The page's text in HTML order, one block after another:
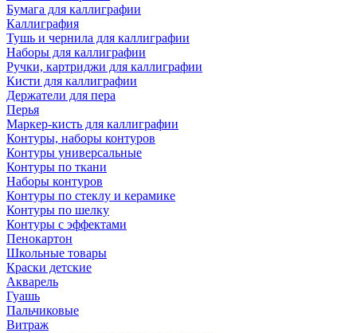
Бумага для каллиграфии
Каллиграфия
Тушь и чернила для каллиграфии
Наборы для каллиграфии
Ручки, картриджи для каллиграфии
Кисти для каллиграфии
Держатели для пера
Перья
Маркер-кисть для каллиграфии
Контуры, наборы контуров
Контуры универсальные
Контуры по ткани
Наборы контуров
Контуры по стеклу и керамике
Контуры по шелку
Контуры с эффектами
Пенокартон
Школьные товары
Краски детские
Акварель
Гуашь
Пальчиковые
Витраж